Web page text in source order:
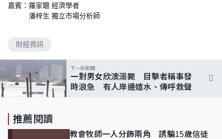
嘉賓：羅家聰 經濟學者
潘梓生 獨立市場分析師
財經資訊
下一則新聞
一對男女欣澳溺斃 目擊者稱事發
時浪急 有人岸邊嬉水、傳呼救聲
推薦閱讀
教會牧師一人分飾兩角 誘騙15歲信徒